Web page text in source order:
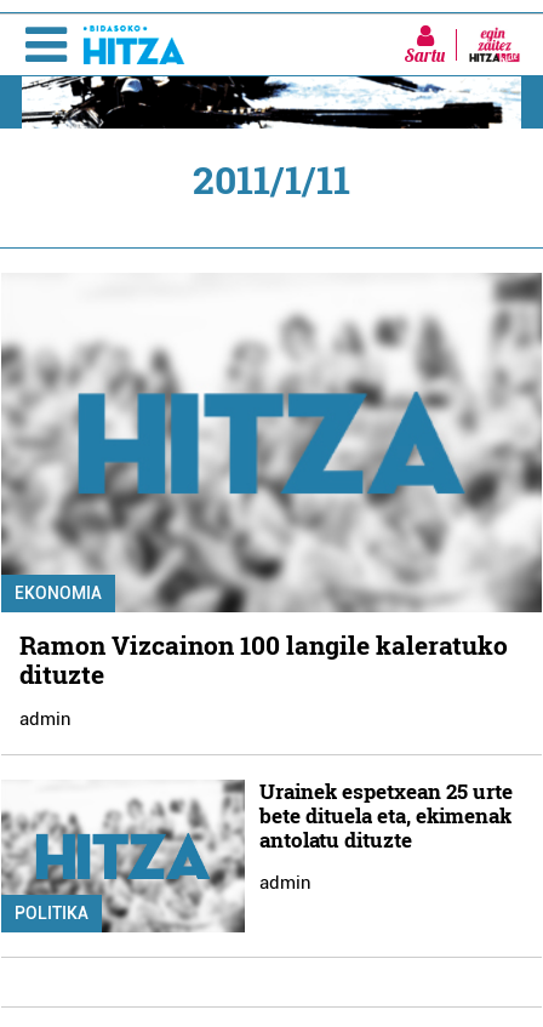
Sartu
2011/1/11
EKONOMIA
Ramon Vizcainon 100 langile kaleratuko
dituzte
admin
POLITIKA
Urainek espetxean 25 urte
bete dituela eta, ekimenak
antolatu dituzte
admin